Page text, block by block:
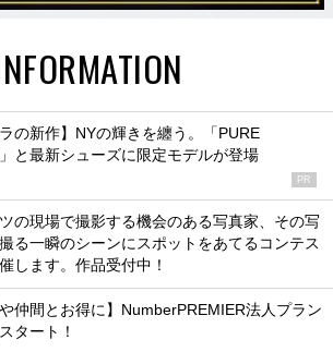
ラの新作】NYの輝きを纏う。「PURE
と最新シューズに限定モデルが登場
PR
の現場で撮影する機会のある写真家、その写
る一瞬のシーンにスポットをあてるコンテス
します。作品受付中！
や仲間とお得に】NumberPREMIER法人プラン
タート！